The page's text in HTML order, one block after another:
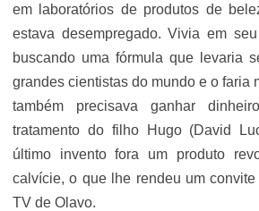
em laboratórios de produtos de
estava desempregado. Vivia em
buscando uma fórmula que levaria
grandes cientistas do mundo e o faria
também precisava ganhar
tratamento do filho Hugo (David
último invento fora um produto
calvície, o que lhe rendeu um
TV de Olavo.